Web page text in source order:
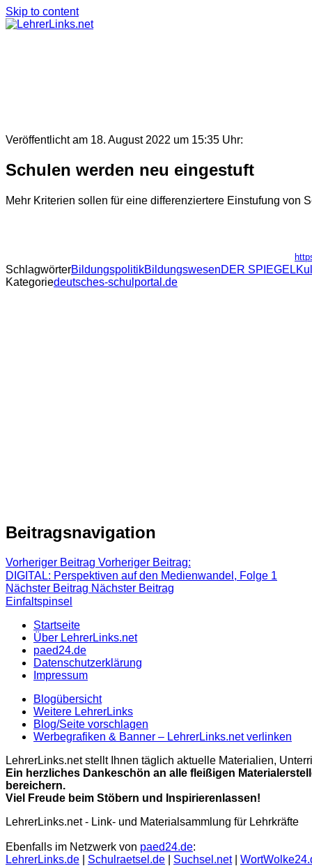
Skip to content
Veröffentlicht am 18. August 2022 um 15:35 Uhr:
Schulen werden neu eingestuft
Mehr Kriterien sollen für eine differenziertere Einstufung von
SchlagwörterBildungspolitikBildungswesenDER SPIEGEL
Kategoriedeutsches-schulportal.de
Beitragsnavigation
Vorheriger Beitrag Vorheriger Beitrag:
DIGITAL: Perspektiven auf den Medienwandel, Folge 1
Nächster Beitrag Nächster Beitrag
Einfaltspinsel
Startseite
Über LehrerLinks.net
paed24.de
Datenschutzerklärung
Impressum
Blogübersicht
Weitere LehrerLinks
Blog/Seite vorschlagen
Werbegrafiken & Banner – LehrerLinks.net verlinken
LehrerLinks.net stellt Ihnen täglich aktuelle Materialien,
Ein herzliches Dankeschön an alle fleißigen
bereichern.
Viel Freude beim Stöbern und Inspirierenlassen!
LehrerLinks.net - Link- und Materialsammlung für Lehrkräfte
Ebenfalls im Netzwerk von paed24.de:
LehrerLinks.de
Schulraetsel.de Suchsel.net|